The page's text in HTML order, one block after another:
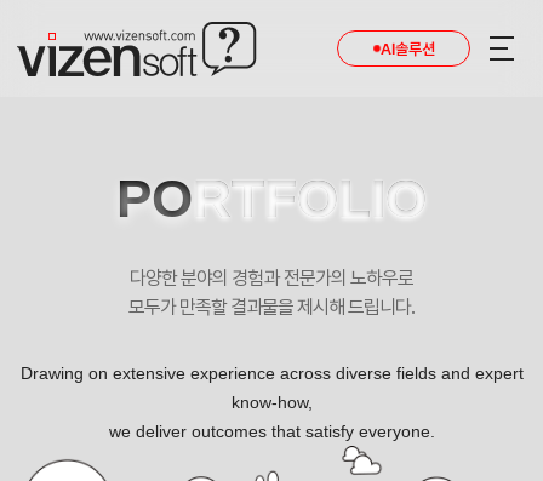
AI솔루션
PORTFOLIO
다양한 분야의 경험과 전문가의 노하우로
모두가 만족할 결과물을 제시해 드립니다.
Drawing on extensive experience across diverse fields and expert
know-how,
we deliver outcomes that satisfy everyone.